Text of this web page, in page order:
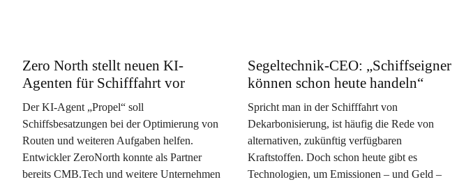
Zero North stellt neuen KI-
Agenten für Schifffahrt vor
Der KI-Agent „Propel“ soll
Schiffsbesatzungen bei der Optimierung von
Routen und weiteren Aufgaben helfen.
Entwickler ZeroNorth konnte als Partner
bereits CMB.Tech und weitere Unternehmen
Segeltechnik-CEO: „Schiffseigner
können schon heute handeln“
Spricht man in der Schifffahrt von
Dekarbonisierung, ist häufig die Rede von
alternativen, zukünftig verfügbaren
Kraftstoffen. Doch schon heute gibt es
Technologien, um Emissionen – und Geld –